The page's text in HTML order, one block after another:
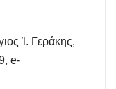
Ἰ. Γεράκης,
e-